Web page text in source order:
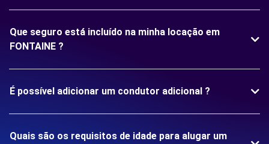
Que seguro está incluído na minha locação em
FONTAINE ?
É possível adicionar um condutor adicional ?
Quais são os requisitos de idade para alugar um